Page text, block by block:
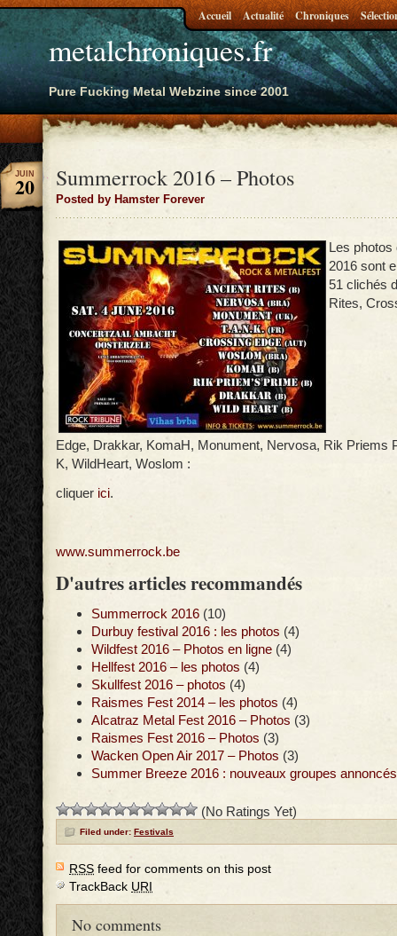
metalchroniques.fr
Pure Fucking Metal Webzine since 2001
Accueil Actualité Chroniques
Summerrock 2016 – Photos
Posted by Hamster Forever
JUIN
20
Les
2016 sont
51 clichés
Rites,
Edge, Drakkar, KomaH, Monument, Nervosa, Rik Priems
K, WildHeart, Woslom :
cliquer ici.
www.summerrock.be
D'autres articles recommandés
Summerrock 2016 (10)
Durbuy festival 2016 : les photos (4)
Wildfest 2016 – Photos en ligne (4)
Hellfest 2016 – les photos (4)
Skullfest 2016 – photos (4)
Raismes Fest 2014 – les photos (4)
Alcatraz Metal Fest 2016 – Photos (3)
Raismes Fest 2016 – Photos (3)
Wacken Open Air 2017 – Photos (3)
Summer Breeze 2016 : nouveaux groupes annoncés
(No Ratings Yet)
Filed under: Festivals
RSS feed for comments on this post
TrackBack URI
No comments